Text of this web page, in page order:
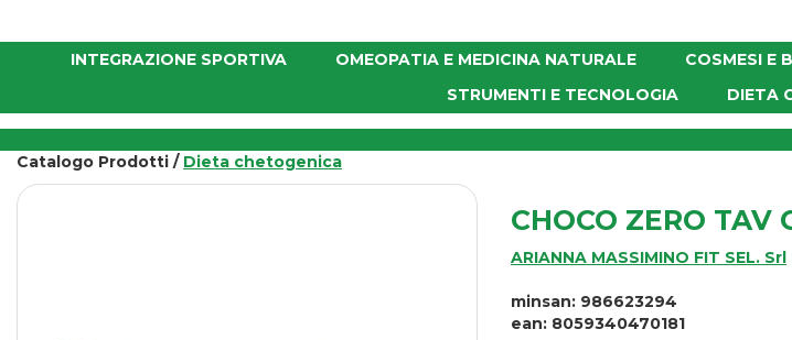
INTEGRAZIONE SPORTIVA OMEOPATIA E MEDICINA NATURALE COSMESI E
STRUMENTI E TECNOLOGIA
DIETA
Catalogo Prodotti / Dieta chetogenica
CHOCO ZERO TAV
ARIANNA MASSIMINO FIT SEL. Srl
minsan: 986623294
ean: 8059340470181